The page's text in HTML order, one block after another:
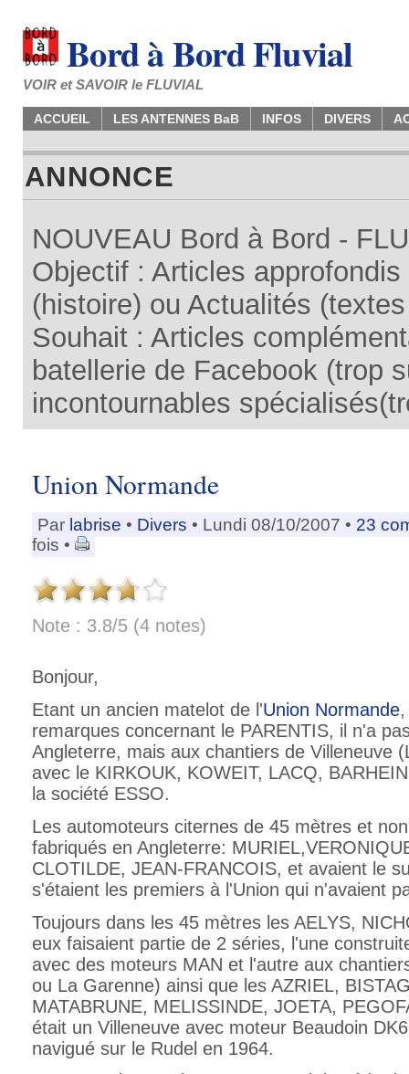
Bord à Bord Fluvial
VOIR et SAVOIR le FLUVIAL
ACCUEIL LES ANTENNES BaB INFOS DIVERS
ANNONCE
NOUVEAU Bord à Bord -
Objectif : Articles
(histoire) ou Actualités
Souhait : Articles
batellerie de Facebook (trop
incontournables
Union Normande
Par labrise • Divers • Lundi 08/10/2007 • 23
fois •
Note : 3.8/5 (4 notes)
Bonjour,
Etant un ancien matelot de l'Union Normande
remarques concernant le PARENTIS, il n'a
Angleterre, mais aux chantiers de Villeneuve
avec le KIRKOUK, KOWEIT, LACQ,
la société ESSO.
Les automoteurs citernes de 45 mètres et
fabriqués en Angleterre:
CLOTILDE, JEAN-FRANCOIS, et avaient le
s'étaient les premiers à l'Union qui n'avaient
Toujours dans les 45 mètres les AELYS,
eux faisaient partie de 2 séries, l'une
avec des moteurs MAN et l'autre aux
ou La Garenne) ainsi que les AZRIEL,
MATABRUNE, MELISSINDE, JOETA,
était un Villeneuve avec moteur Beaudoin
navigué sur le Rudel en 1964.